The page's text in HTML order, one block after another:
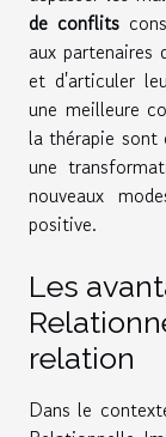
de conflits
aux partenaires
et d'articuler
une meilleure
la thérapie sont
une
nouveaux
positive.
Les
relation
Dans le